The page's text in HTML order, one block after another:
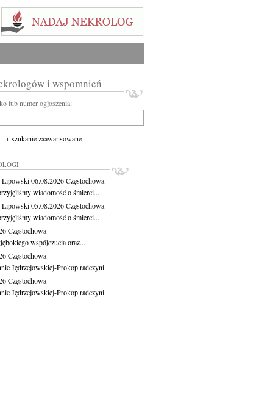
i wspomnień
lub numer ogłoszenia:
+ szukanie zaawansowane
Lipowski06.08.2026Częstochowa
wiadomość o śmierci...
Lipowski05.08.2026Częstochowa
wiadomość o śmierci...
Częstochowa
współczucia oraz...
Częstochowa
Jędrzejowskiej-Prokop radczyni...
Częstochowa
Jędrzejowskiej-Prokop radczyni...